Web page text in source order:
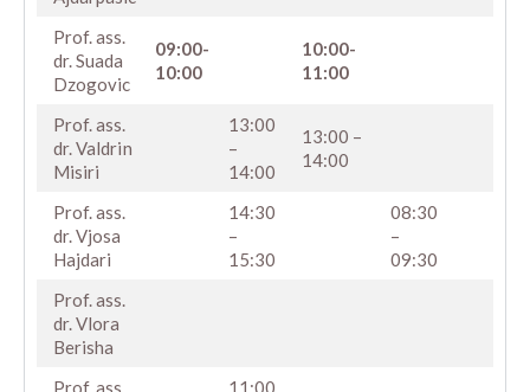
Prof. ass.
dr. Suada
Dzogovic
09:00-
10:00
10:00-
11:00
Prof. ass.
dr. Valdrin
Misiri
13:00
–
14:00
13:00 –
14:00
Prof. ass.
dr. Vjosa
Hajdari
14:30
–
15:30
08:30
–
09:30
Prof. ass.
dr. Vlora
Berisha
Prof. ass.
11:00